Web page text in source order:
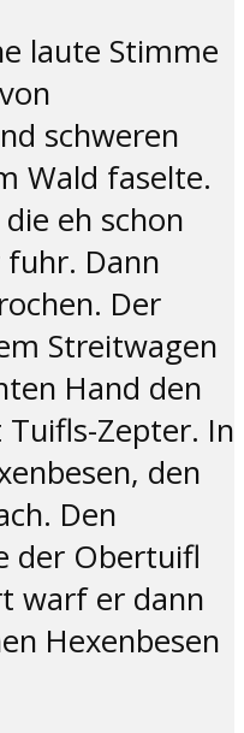
laute Stimme
schweren
Wald faselte.
eh schon
Dann
Der
Streitwagen
Hand den
Tuifls-Zepter. In
den
Den
der Obertuifl
warf er dann
Hexenbesen